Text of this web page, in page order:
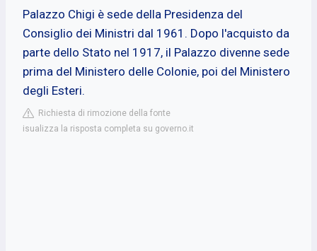
Palazzo Chigi è sede della Presidenza del
Consiglio dei Ministri dal 1961. Dopo l'acquisto da
parte dello Stato nel 1917, il Palazzo divenne sede
prima del Ministero delle Colonie, poi del Ministero
degli Esteri.
Richiesta di rimozione della fonte
isualizza la risposta completa su governo.it